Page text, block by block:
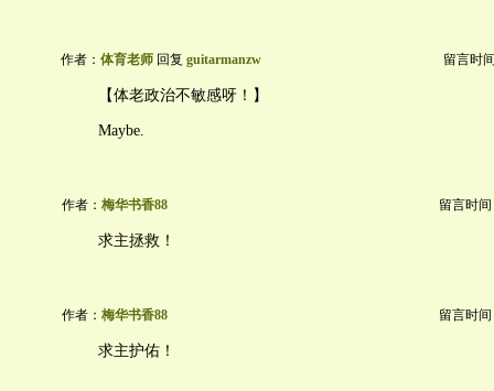
作者： 体育老师 回复 guitarmanzw 留言时
【体老政治不敏感呀！】
Maybe.
作者： 梅华书香88 留言时间
求主拯救！
作者： 梅华书香88 留言时间
求主护佑！